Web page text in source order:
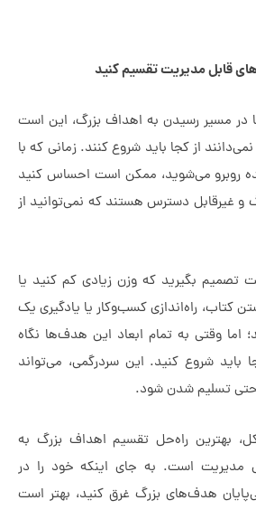
رسیدن به اهداف بزرگ، این است
از کجا باید شروع کنند. زمانی که با
ممکن است احساس کنید
دسترس هستند که نمی‌توانید از
که وزن زیادی کم کنید یا
کسب‌وکار یا یادگیری یک
به تمام ابعاد این هدف‌ها نگاه
کنید. این سردرگمی، می‌تواند
شدن شود.
راه‌حل تقسیم اهداف بزرگ به
است. به جای اینکه خود را در
بزرگ غرق کنید، بهتر است